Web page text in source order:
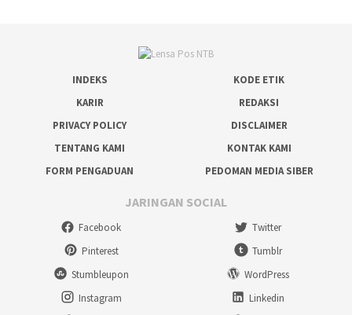
INDEKS
KODE ETIK
KARIR
REDAKSI
PRIVACY POLICY
DISCLAIMER
TENTANG KAMI
KONTAK KAMI
FORM PENGADUAN
PEDOMAN MEDIA SIBER
JARINGAN SOCIAL
Facebook
Twitter
Pinterest
Tumblr
Stumbleupon
WordPress
Instagram
Linkedin